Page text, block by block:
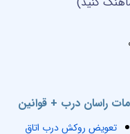
راسان درب + قوانین
تعویض روکش درب اتاق